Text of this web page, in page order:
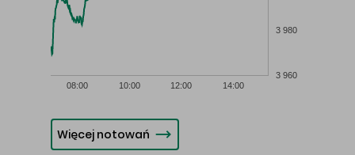
08:00 10:00 12:00 14:00
3 960
3 980
Więcej notowań